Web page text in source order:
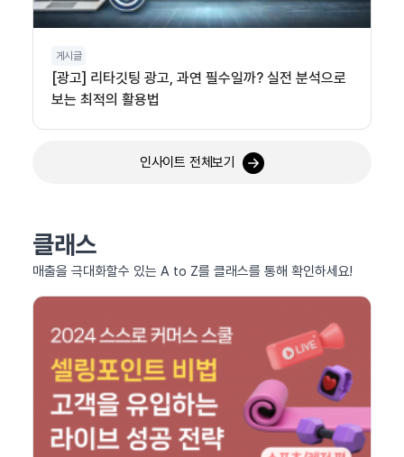
게시글
[광고] 리타깃팅 광고, 과연 필수일까? 실전 분석으로
보는 최적의 활용법
인사이트 전체보기
클래스
매출을 극대화할수 있는 A to Z를 클래스를 통해 확인하세요!